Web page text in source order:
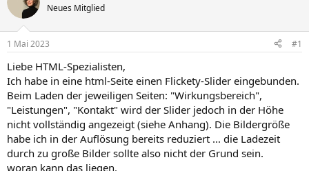
Neues Mitglied
1 Mai 2023 #1
Liebe HTML-Spezialisten,
Ich habe in eine html-Seite einen Flickety-Slider eingebunden.
Beim Laden der jeweiligen Seiten: "Wirkungsbereich",
"Leistungen", "Kontakt" wird der Slider jedoch in der Höhe
nicht vollständig angezeigt (siehe Anhang). Die Bildergröße
habe ich in der Auflösung bereits reduziert ... die Ladezeit
durch zu große Bilder sollte also nicht der Grund sein.
woran kann das liegen.